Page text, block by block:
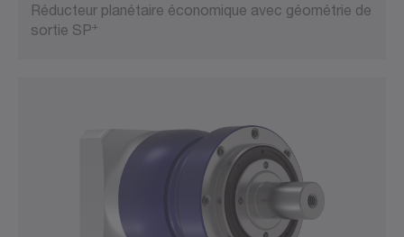
Réducteur planétaire économique avec géométrie de
sortie SP+